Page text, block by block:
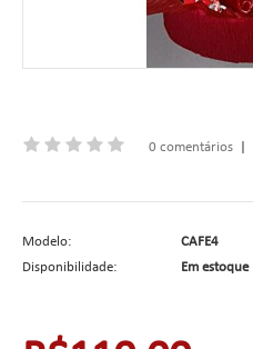
0 comentários
Modelo:
CAFE4
Disponibilidade:
Em estoque